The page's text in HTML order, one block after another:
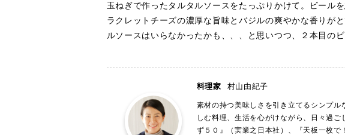
玉ねぎで作ったタルタルソースをたっぷりかけて。ビール
ラクレットチーズの濃厚な旨味とバジルの爽やかな香りが
ルソースはいらなかったかも、、、と思いつつ、２本目のビ
料理家 村山由紀子
素材の持つ美味しさを引き立てるシンプル
しむ料理、生活を心がけながら、日々過
ず５０』（実業之日本社）、『天板一枚で